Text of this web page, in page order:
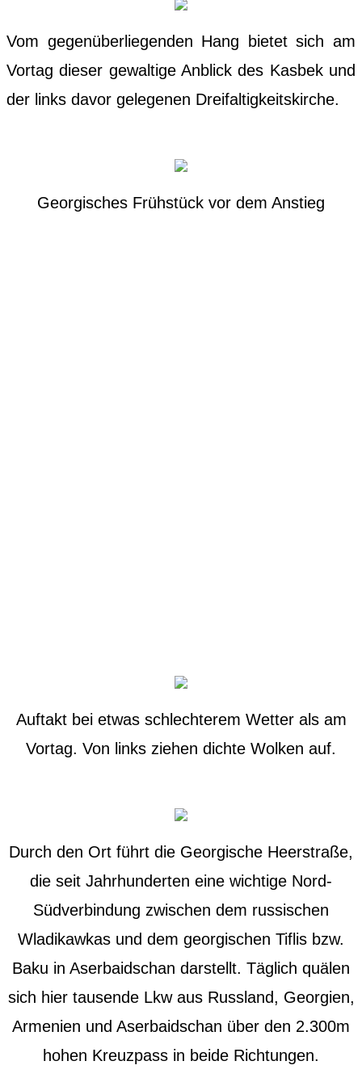
Vom gegenüberliegenden Hang bietet sich am
Vortag dieser gewaltige Anblick des Kasbek und
der links davor gelegenen Dreifaltigkeitskirche.
Georgisches Frühstück vor dem Anstieg
Auftakt bei etwas schlechterem Wetter als am
Vortag. Von links ziehen dichte Wolken auf.
Durch den Ort führt die Georgische Heerstraße,
die seit Jahrhunderten eine wichtige Nord-
Südverbindung zwischen dem russischen
Wladikawkas und dem georgischen Tiflis bzw.
Baku in Aserbaidschan darstellt. Täglich quälen
sich hier tausende Lkw aus Russland, Georgien,
Armenien und Aserbaidschan über den 2.300m
hohen Kreuzpass in beide Richtungen.